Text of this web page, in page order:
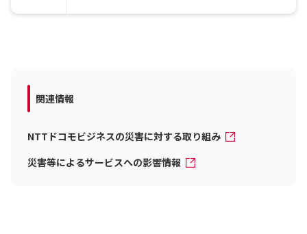
関連情報
NTTドコモビジネスの災害に対する取り組み
災害等によるサービスへの影響情報